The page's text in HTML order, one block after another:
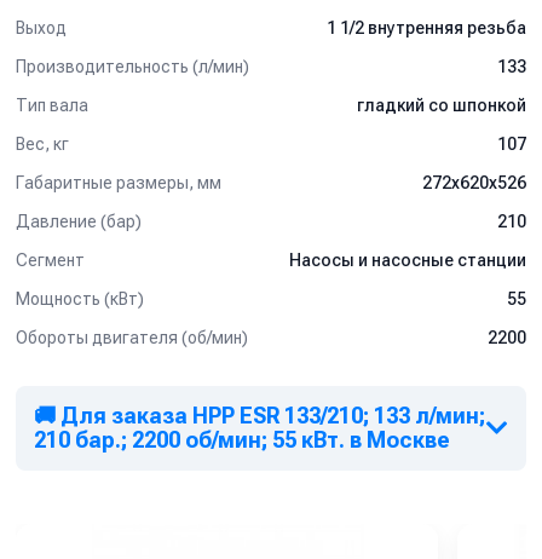
Выход
1 1/2 внутренняя резьба
Производительность (л/мин)
133
Тип вала
гладкий со шпонкой
Вес, кг
107
Габаритные размеры, мм
272x620x526
Давление (бар)
210
Сегмент
Насосы и насосные станции
Мощность (кВт)
55
Обороты двигателя (об/мин)
2200
🚚 Для заказа HPP ESR 133/210; 133 л/мин;
210 бар.; 2200 об/мин; 55 кВт. в Москве